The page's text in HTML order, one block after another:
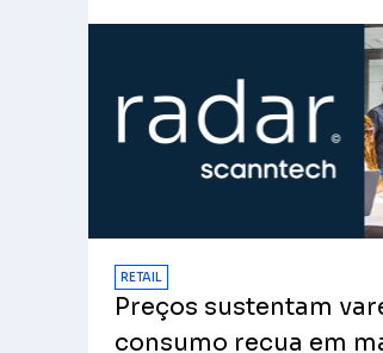
RETAIL
Preços sustentam
consumo recua em